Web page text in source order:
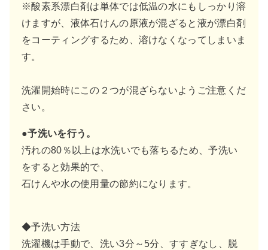
※酸素系漂白剤は単体では低温の水にもしっかり溶
けますが、液体石けんの原液が混ざると液が漂白剤
をコーティングするため、溶けなくなってしまいま
す。
洗濯開始時にこの２つが混ざらないようご注意くだ
さい。
●予洗いを行う。
汚れの80％以上は水洗いでも落ちるため、予洗い
をすると効果的で、
石けんや水の使用量の節約になります。
◆予洗い方法
洗濯機は手動で、洗い3分～5分、すすぎなし、脱